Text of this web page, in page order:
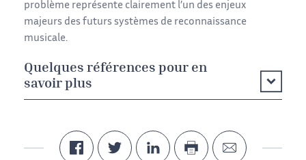
problème représente clairement l’un des enjeux
majeurs des futurs systèmes de reconnaissance
musicale.
Quelques références pour en
savoir plus